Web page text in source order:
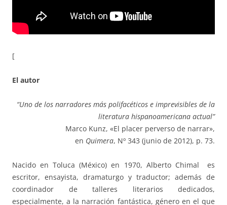
[
El autor
“Uno de los narradores más polifacéticos e imprevisibles de la
literatura hispanoamericana actual”
Marco Kunz, «El placer perverso de narrar»,
en Quimera, Nº 343 (junio de 2012), p. 73.
Nacido en Toluca (México) en 1970, Alberto Chimal es
escritor, ensayista, dramaturgo y traductor; además de
coordinador de talleres literarios dedicados,
especialmente, a la narración fantástica, género en el que